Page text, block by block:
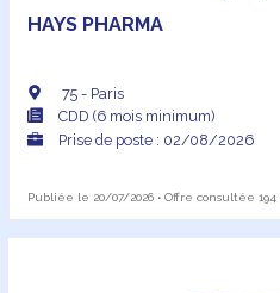
HAYS PHARMA
75 - Paris
CDD (6 mois minimum)
Prise de poste : 02/08/2026
Publiée le 20/07/2026 • Offre consultée 194